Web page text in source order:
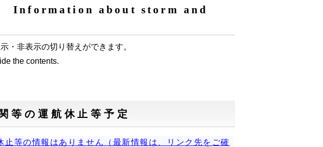
Information about storm and
・非表示の切り替えができます。
the contents.
等の運航休止等予定
等の情報はありません（最新情報は、リンク先をご確